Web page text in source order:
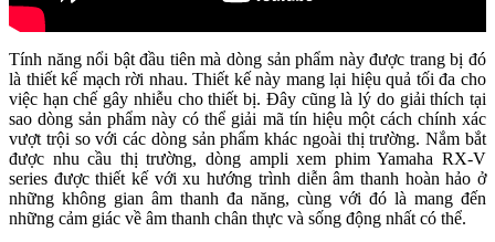
Tính năng nổi bật đầu tiên mà dòng sản phẩm này được trang bị đó
là thiết kế mạch rời nhau. Thiết kế này mang lại hiệu quả tối đa cho
việc hạn chế gây nhiễu cho thiết bị. Đây cũng là lý do giải thích tại
sao dòng sản phẩm này có thể giải mã tín hiệu một cách chính xác
vượt trội so với các dòng sản phẩm khác ngoài thị trường. Nắm bắt
được nhu cầu thị trường, dòng ampli xem phim Yamaha RX-V
series được thiết kế với xu hướng trình diễn âm thanh hoàn hảo ở
những không gian âm thanh đa năng, cùng với đó là mang đến
những cảm giác về âm thanh chân thực và sống động nhất có thể.